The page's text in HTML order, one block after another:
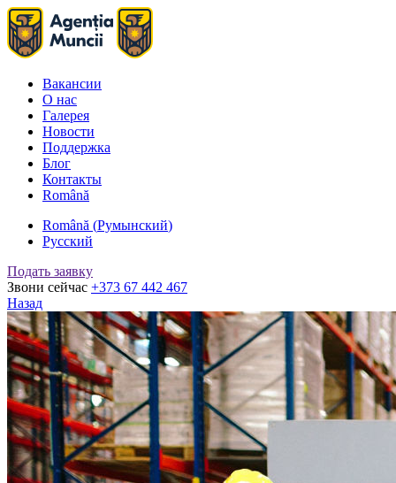
Вакансии
О нас
Галерея
Новости
Поддержка
Блог
Контакты
Română
Română (Румынский)
Русский
Подать заявку
Звони сейчас +373 67 442 467
Назад